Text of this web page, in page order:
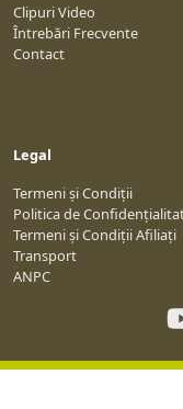
Clipuri Video
Întrebări Frecvente
Contact
Legal
Termeni și Condiții
Politica de
Termeni și Condiții Afiliați
Transport
ANPC